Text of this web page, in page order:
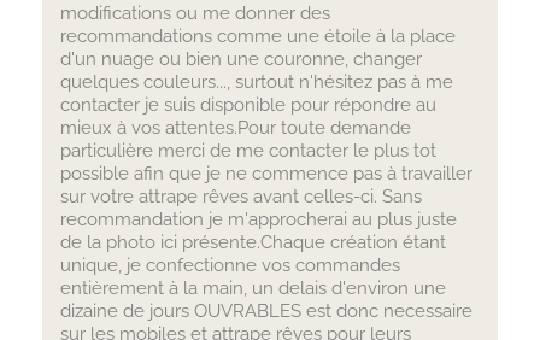
modifications ou me donner des
recommandations comme une étoile à la place
d'un nuage ou bien une couronne, changer
quelques couleurs..., surtout n'hésitez pas à me
contacter je suis disponible pour répondre au
mieux à vos attentes.Pour toute demande
particulière merci de me contacter le plus tot
possible afin que je ne commence pas à travailler
sur votre attrape rêves avant celles-ci. Sans
recommandation je m'approcherai au plus juste
de la photo ici présente.Chaque création étant
unique, je confectionne vos commandes
entièrement à la main, un delais d'environ une
dizaine de jours OUVRABLES est donc necessaire
sur les mobiles et attrape rêves pour leurs